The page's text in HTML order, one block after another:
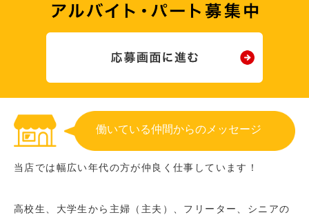
働いている仲間からのメッセージ
当店では幅広い年代の方が仲良く仕事しています！
高校生、大学生から主婦（主夫）、フリーター、シニアの